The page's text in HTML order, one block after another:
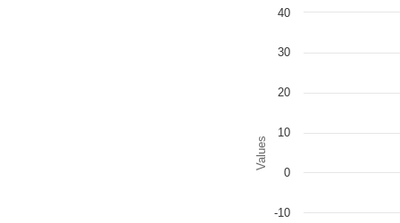
Bar chart with 3 data
The chart has 1 Y axis
Values
-10
0
10
20
30
40